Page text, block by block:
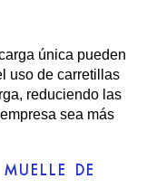
única pueden
uso de carretillas
reduciendo las
sea más
DE